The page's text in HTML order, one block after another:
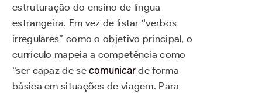
estruturação do ensino de língua
estrangeira. Em vez de listar “verbos
irregulares” como o objetivo principal, o
currículo mapeia a competência como
“ser capaz de secomunicar de forma
básica em situações de viagem. Para